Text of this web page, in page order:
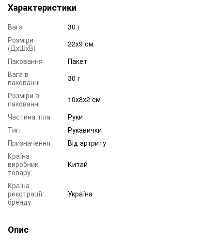
Характеристики
Вага
30 г
Розміри
(ДхШхВ)
22х9 см
Паковання
Пакет
Вага в
пакованні
30 г
Розміри в
пакованні
10х8х2 см
Частина тіла
Руки
Тип
Рукавички
Призначення
Від артриту
Країна
виробник
товару
Китай
Країна
реєстрації
бренду
Україна
Опис